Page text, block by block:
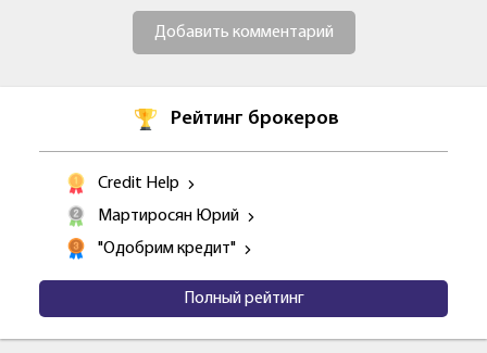
Добавить комментарий
Рейтинг брокеров
Credit Help
Мартиросян Юрий
"Одобрим кредит"
Полный рейтинг